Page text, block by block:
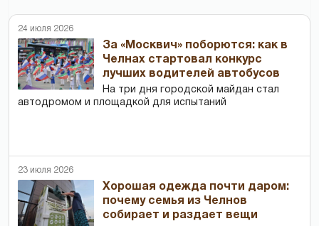
24 июля 2026
За «Москвич» поборются: как в
Челнах стартовал конкурс
лучших водителей автобусов
На три дня городской майдан стал
автодромом и площадкой для испытаний
23 июля 2026
Хорошая одежда почти даром:
почему семья из Челнов
собирает и раздает вещи